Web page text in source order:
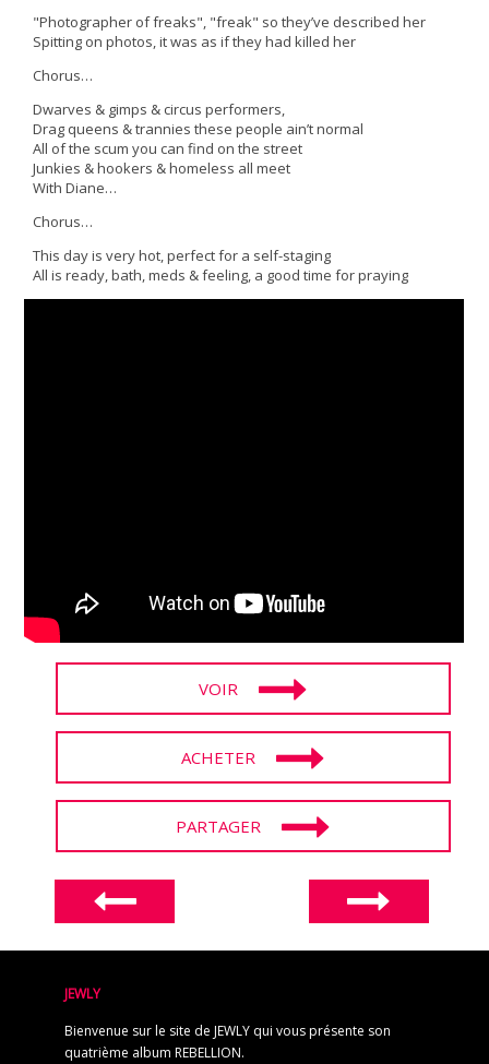
"Photographer of freaks", "freak" so they’ve described her
Spitting on photos, it was as if they had killed her
Chorus…
Dwarves & gimps & circus performers,
Drag queens & trannies these people ain’t normal
All of the scum you can find on the street
Junkies & hookers & homeless all meet
With Diane…
Chorus…
This day is very hot, perfect for a self-staging
All is ready, bath, meds & feeling, a good time for praying
VOIR
ACHETER
PARTAGER
JEWLY
Bienvenue sur le site de JEWLY qui vous présente son
quatrième album REBELLION.